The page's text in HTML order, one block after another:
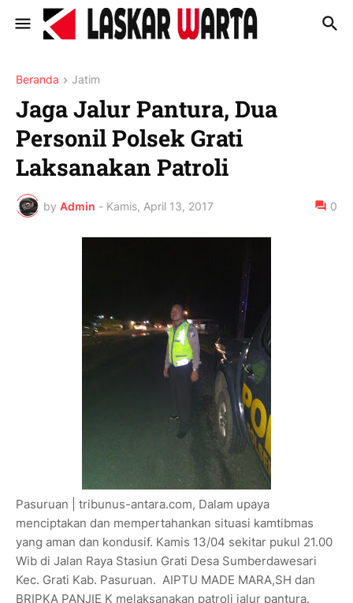
Beranda Jatim
Jaga Jalur Pantura, Dua
Personil Polsek Grati
Laksanakan Patroli
by Admin - Kamis, April 13, 2017 0
Pasuruan | tribunus-antara.com, Dalam upaya
menciptakan dan mempertahankan situasi kamtibmas
yang aman dan kondusif. Kamis 13/04 sekitar pukul 21.00
Wib di Jalan Raya Stasiun Grati Desa Sumberdawesari
Kec. Grati Kab. Pasuruan. AIPTU MADE MARA,SH dan
BRIPKA PANJIE K melaksanakan patroli jalur pantura.